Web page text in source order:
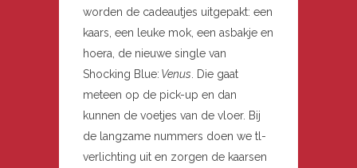
worden de cadeautjes uitgepakt: een
kaars, een leuke mok, een asbakje en
hoera, de nieuwe single van
Shocking Blue: Venus . Die gaat
meteen op de pick-up en dan
kunnen de voetjes van de vloer. Bij
de langzame nummers doen we tl-
verlichting uit en zorgen de kaarsen